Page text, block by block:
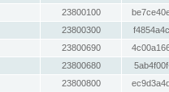
23800100
23800300
23800690
23800680
23800800